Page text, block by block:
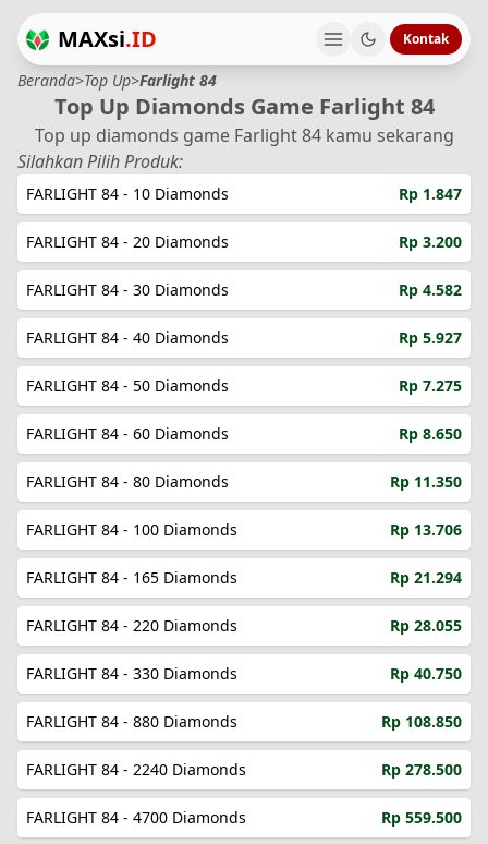
MAXsi.ID Kontak
Beranda>Top Up>Farlight 84
Top Up Diamonds Game Farlight 84
Top up diamonds game Farlight 84 kamu sekarang
Silahkan Pilih Produk:
FARLIGHT 84 - 10 Diamonds Rp 1.847
FARLIGHT 84 - 20 Diamonds Rp 3.200
FARLIGHT 84 - 30 Diamonds Rp 4.582
FARLIGHT 84 - 40 Diamonds Rp 5.927
FARLIGHT 84 - 50 Diamonds Rp 7.275
FARLIGHT 84 - 60 Diamonds Rp 8.650
FARLIGHT 84 - 80 Diamonds Rp 11.350
FARLIGHT 84 - 100 Diamonds Rp 13.706
FARLIGHT 84 - 165 Diamonds Rp 21.294
FARLIGHT 84 - 220 Diamonds Rp 28.055
FARLIGHT 84 - 330 Diamonds Rp 40.750
FARLIGHT 84 - 880 Diamonds Rp 108.850
FARLIGHT 84 - 2240 Diamonds Rp 278.500
FARLIGHT 84 - 4700 Diamonds Rp 559.500